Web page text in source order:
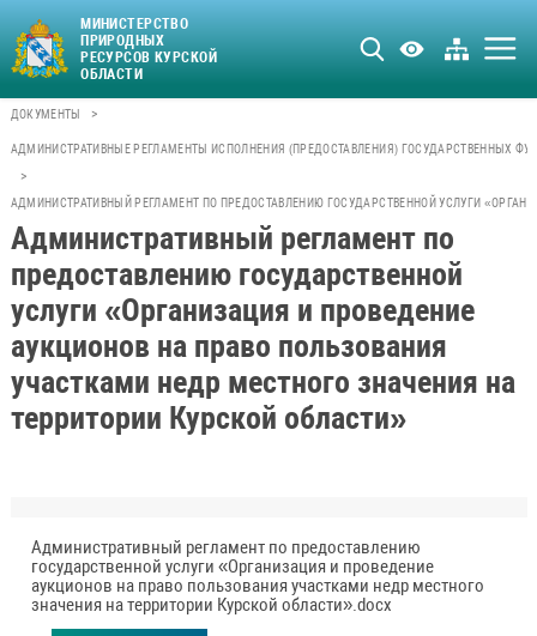
МИНИСТЕРСТВО
ПРИРОДНЫХ
РЕСУРСОВ КУРСКОЙ
ОБЛАСТИ
ДОКУМЕНТЫ >
АДМИНИСТРАТИВНЫЕ РЕГЛАМЕНТЫ ИСПОЛНЕНИЯ (ПРЕДОСТАВЛЕНИЯ) ГОСУДАРСТВЕННЫХ
>
АДМИНИСТРАТИВНЫЙ РЕГЛАМЕНТ ПО ПРЕДОСТАВЛЕНИЮ ГОСУДАРСТВЕННОЙ УСЛУГИ
Административный регламент по
предоставлению государственной
услуги «Организация и проведение
аукционов на право пользования
участками недр местного значения на
территории Курской области»
Административный регламент по предоставлению
государственной услуги «Организация и проведение
аукционов на право пользования участками недр местного
значения на территории Курской области».docx